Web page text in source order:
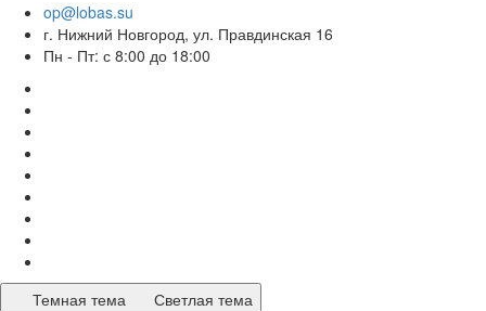
op@lobas.su
г. Нижний Новгород, ул. Правдинская 16
Пн - Пт: с 8:00 до 18:00
Темная тема
Светлая тема